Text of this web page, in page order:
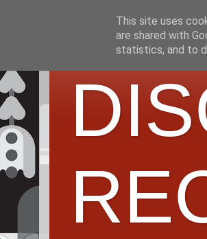
This site uses
are shared with
statistics, and to